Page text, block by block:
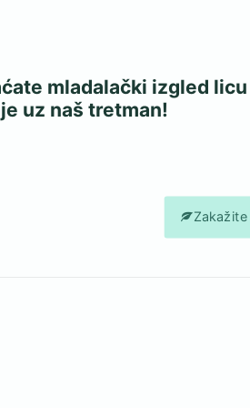
mladalački izgled
uz naš tretman!